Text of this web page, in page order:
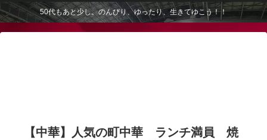
50代もあと少し。のんびり、ゆったり、生きてゆこう！！
【中華】人気の町中華 ランチ満員 焼